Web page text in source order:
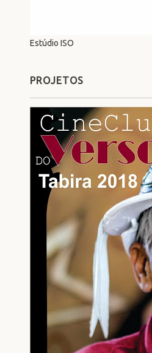
Estúdio ISO
PROJETOS